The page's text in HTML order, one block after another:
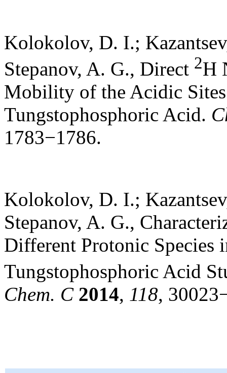
Kolokolov, D. I.;
Stepanov, A. G., Direct 2H
Mobility of the Acidic
Tungstophosphoric Acid.
1783−1786.
Kolokolov, D. I.;
Stepanov, A. G.,
Different Protonic Species
Tungstophosphoric Acid
Chem. C 2014, 118,